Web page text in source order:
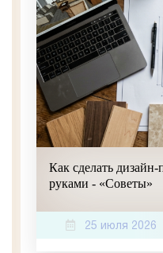
Как сделать
руками - «Советы»
25 июля 2026